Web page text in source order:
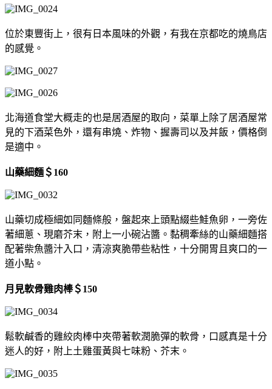
位於東豐街上，很有日本風味的外觀，有我在京都吃的燒鳥店
的感覺。
北海道食堂大概走的也是居酒屋的取向，菜單上除了居酒屋常
見的下酒菜色外，還有串燒、炸物、握壽司以及丼飯，價格倒
是適中。
山藥細麵＄160
山藥切成極細如同麵條般，盤起來上頭點綴些鮭魚卵，一旁佐
著細蔥、現磨芥末，附上一小碗沾醬。黏稠牽絲的山藥細麵搭
配著柴魚醬汁入口，清涼爽脆帶些粘性，十分開胃且爽口的一
道小點。
月見軟骨雞肉棒＄150
鬆軟鹹香的雞絞肉棒中夾帶著軟潤脆彈的軟骨，口感真是十分
迷人的好，附上土雞蛋黃與七味粉、芥末。